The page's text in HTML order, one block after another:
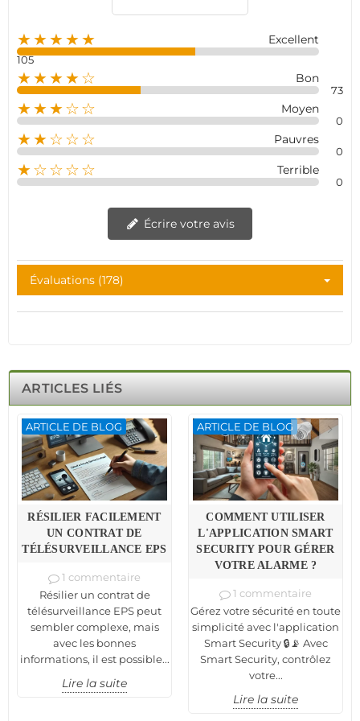
★★★★★ Excellent
105
★★★★☆ Bon
73
★★★☆☆ Moyen
0
★★☆☆☆ Pauvres
0
★☆☆☆☆ Terrible
0
Écrire votre avis
Évaluations (178)
ARTICLES LIÉS
ARTICLE DE BLOG
RÉSILIER FACILEMENT
UN CONTRAT DE
TÉLÉSURVEILLANCE EPS
1 commentaire
Résilier un contrat de
télésurveillance EPS peut
sembler complexe, mais
avec les bonnes
informations, il est possible...
Lire la suite
ARTICLE DE BLOG
COMMENT UTILISER
L'APPLICATION SMART
SECURITY POUR GÉRER
VOTRE ALARME ?
1 commentaire
Gérez votre sécurité en toute
simplicité avec l'application
Smart Security 🔒📡 Avec
Smart Security, contrôlez
votre...
Lire la suite